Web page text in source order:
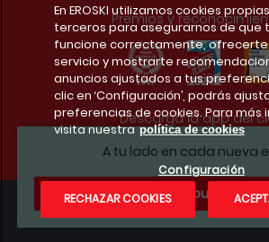
A tu lado en cada nueva
¿Te apuntas?
Premios y
Descarga la app del
Condiciones legales
En EROSKI utilizamos cookies
terceros para asegurarnos de que
funcione correctamente,
servicio y mostrarte
anuncios ajustados a tus
clic en ‘Configuración’, podrás
preferencias de cookies. Para más
visita nuestra política de cookies
Configuración
RECHAZAR COOKIES